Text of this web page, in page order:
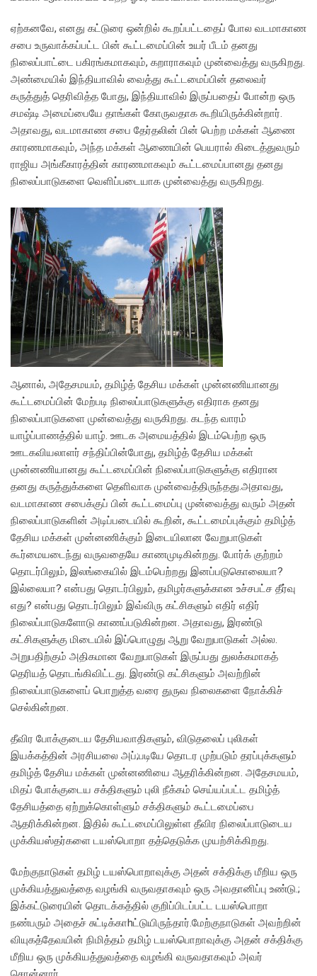
ஏற்கனவே, எனது கட்டுரை ஒன்றில் கூறப்பட்டதைப் போல வடமாகாண
சபை உருவாக்கப்பட்ட பின் கூட்டமைப்பின் உயர் பீடம் தனது
நிலைப்பாட்டை பகிரங்கமாகவும், கறாராகவும் முன்வைத்து வருகிறது.
அண்மையில் இந்தியாவில் வைத்து கூட்டமைப்பின் தலைவர்
கருத்துத் தெரிவித்த போது, இந்தியாவில் இருப்பதைப் போன்ற ஒரு
சமஷ்டி அமைப்பையே தாங்கள் கோருவதாக கூறியிருக்கின்றார்.
அதாவது, வடமாகாண சபை தேர்தலின் பின் பெற்ற மக்கள் ஆணை
காரணமாகவும், அந்த மக்கள் ஆணையின் பெயரால் கிடைத்துவரும்
ராஜிய அங்கீகாரத்தின் காரணமாகவும் கூட்டமைப்பானது தனது
நிலைப்பாடுகளை வெளிப்படையாக முன்வைத்து வருகிறது.
ஆனால், அதேசமயம், தமிழ்த் தேசிய மக்கள் முன்னணியானது
கூட்டமைப்பின் மேற்படி நிலைப்பாடுகளுக்கு எதிராக தனது
நிலைப்பாடுகளை முன்வைத்து வருகிறது. கடந்த வாரம்
யாழ்ப்பாணத்தில் யாழ். ஊடக அமையத்தில் இடம்பெற்ற ஒரு
ஊடகவியலாளர் சந்திப்பின்போது, தமிழ்த் தேசிய மக்கள்
முன்னணியானது கூட்டமைப்பின் நிலைப்பாடுகளுக்கு எதிரான
தனது கருத்துக்களை தெளிவாக முன்வைத்திருந்தது.அதாவது,
வடமாகாண சபைக்குப் பின் கூட்டமைப்பு முன்வைத்து வரும் அதன்
நிலைப்பாடுகளின் அடிப்படையில் கூறின், கூட்டமைப்புக்கும் தமிழ்த்
தேசிய மக்கள் முன்னணிக்கும் இடையிலான வேறுபாடுகள்
கூர்மையடைந்து வருவதையே காணமுடிகின்றது. போர்க் குற்றம்
தொடர்பிலும், இலங்கையில் இடம்பெற்றது இனப்படுகொலையா?
இல்லையா? என்பது தொடர்பிலும், தமிழர்களுக்கான உச்சபட்ச தீர்வு
எது? என்பது தொடர்பிலும் இவ்விரு கட்சிகளும் எதிர் எதிர்
நிலைப்பாடுகளோடு காணப்படுகின்றன. அதாவது, இரண்டு
கட்சிகளுக்கு மிடையில் இப்பொழுது ஆறு வேறுபாடுகள் அல்ல.
அறுபதிற்கும் அதிகமான வேறுபாடுகள் இருப்பது துலக்கமாகத்
தெரியத் தொடங்கிவிட்டது. இரண்டு கட்சிகளும் அவற்றின்
நிலைப்பாடுகளைப் பொறுத்த வரை துருவ நிலைகளை நோக்கிச்
செல்கின்றன.
தீவிர போக்குடைய தேசியவாதிகளும், விடுதலைப் புலிகள்
இயக்கத்தின் அரசியலை அப்;படியே தொடர முற்படும் தரப்புக்களும்
தமிழ்த் தேசிய மக்கள் முன்னணியை ஆதரிக்கின்றன. அதேசமயம்,
மிதப் போக்குடைய சக்திகளும் புலி நீக்கம் செய்யப்பட்ட தமிழ்த்
தேசியத்தை ஏற்றுக்கொள்ளும் சக்திகளும் கூட்டமைப்பை
ஆதரிக்கின்றன. இதில் கூட்டமைப்பிலுள்ள தீவிர நிலைப்பாடுடைய
முக்கியஸ்தர்களை டயஸ்பொறா தத்தெடுக்க முயற்சிக்கிறது.
மேற்குநாடுகள் தமிழ் டயஸ்பொறாவுக்கு அதன் சக்திக்கு மீறிய ஒரு
முக்கியத்துவத்தை வழங்கி வருவதாகவும் ஒரு அவதானிப்பு உண்டு.;
இக்கட்டுரையின் தொடக்கத்தில் குறிப்பிடப்பட்ட டயஸ்பொறா
நண்பரும் அதைச் சுட்டிக்காhட்டுயிருந்தார்.மேற்குநாடுகள் அவற்றின்
வியுகத்தேவயின் நிமித்தம் தமிழ் டயஸ்பொறாவுக்கு அதன் சக்திக்கு
மீறிய ஒரு முக்கியத்துவத்தை வழங்கி வருவதாகவும் அவர்